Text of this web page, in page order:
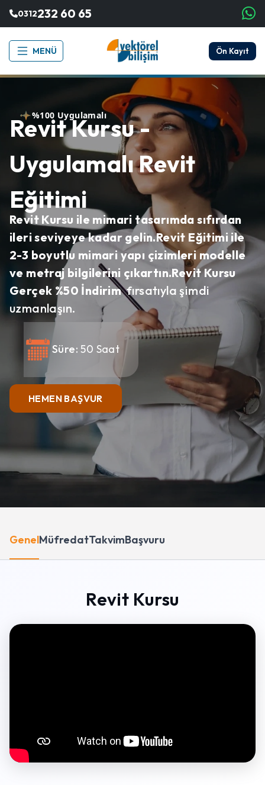
0312232 60 65
MENÜ Ön Kayıt
%100 Uygulamalı
Revit Kursu -
Uygulamalı Revit
Eğitimi
Revit Kursu ile mimari tasarımda sıfırdan
ileri seviyeye kadar gelin.Revit Eğitimi ile
2-3 boyutlu mimari yapı çizimleri modelle
ve metraj bilgilerini çıkartın.Revit Kursu
Gerçek %50 İndirimfırsatıyla şimdi
uzmanlaşın.
Süre:50 Saat
HEMEN BAŞVUR
GenelMüfredatTakvimBaşvuru
Revit Kursu